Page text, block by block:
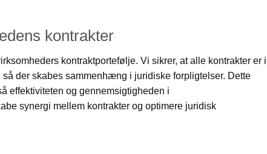
kontrakter
kontraktportefølje. Vi sikrer, at alle kontrakter er i
der skabes sammenhæng i juridiske forpligtelser. Dette
effektiviteten og gennemsigtigheden i
synergi mellem kontrakter og optimere juridisk